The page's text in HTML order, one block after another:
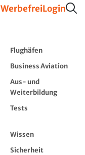
WerbefreiLogin
Flughäfen
Business Aviation
Aus- und
Weiterbildung
Tests
Wissen
Sicherheit